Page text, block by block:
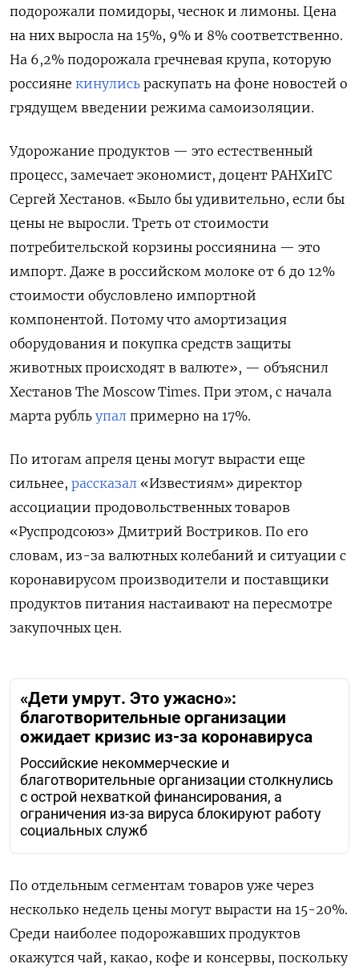
подорожали помидоры, чеснок и лимоны. Цена
на них выросла на 15%, 9% и 8% соответственно.
На 6,2% подорожала гречневая крупа, которую
россияне кинулись раскупать на фоне новостей о
грядущем введении режима самоизоляции.
Удорожание продуктов — это естественный
процесс, замечает экономист, доцент РАНХиГС
Сергей Хестанов. «Было бы удивительно, если бы
цены не выросли. Треть от стоимости
потребительской корзины россиянина — это
импорт. Даже в российском молоке от 6 до 12%
стоимости обусловлено импортной
компонентой. Потому что амортизация
оборудования и покупка средств защиты
животных происходят в валюте», — объяснил
Хестанов The Moscow Times. При этом, с начала
марта рубль упал примерно на 17%.
По итогам апреля цены могут вырасти еще
сильнее, рассказал «Известиям» директор
ассоциации продовольственных товаров
«Руспродсоюз» Дмитрий Востриков. По его
словам, из-за валютных колебаний и ситуации с
коронавирусом производители и поставщики
продуктов питания настаивают на пересмотре
закупочных цен.
«Дети умрут. Это ужасно»:
благотворительные организации
ожидает кризис из-за коронавируса
Российские некоммерческие и
благотворительные организации столкнулись
с острой нехваткой финансирования, а
ограничения из-за вируса блокируют работу
социальных служб
По отдельным сегментам товаров уже через
несколько недель цены могут вырасти на 15-20%.
Среди наиболее подорожавших продуктов
окажутся чай, какао, кофе и консервы, поскольку